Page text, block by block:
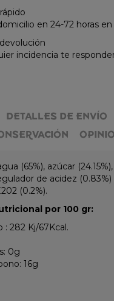
en 24-72 horas
incidencia te
DETALLES DE ENVÍO
(65%), azúcar
de acidez
(0.2%).
por 100 gr:
: 282 Kj/67Kcal.
0g
16g